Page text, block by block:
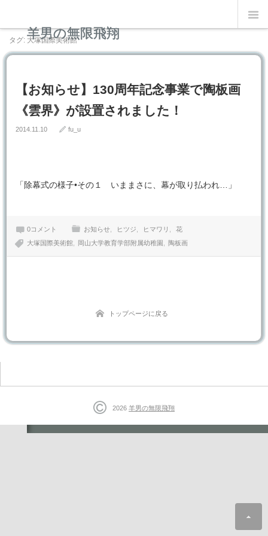
羊男の無限飛翔
タグ: 大塚国際美術館
【お知らせ】130周年記念事業で陶板画
《雲界》が設置されました！
2014.11.10 fu_u
「除幕式の様子•その１ いままさに、幕が取り払われ…」
0コメント お知らせ ヒツジ ヒマワリ
花
大塚国際美術館
岡山大学教育学部附属幼稚園 陶板画
トップページに戻る
2026 羊男の無限飛翔